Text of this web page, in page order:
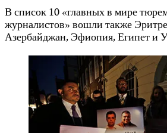
В список 10 «главных в мире
журналистов» вошли также
Азербайджан, Эфиопия, Египет и